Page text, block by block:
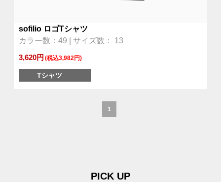
sofilio ロゴTシャツ
カラー数：49 | サイズ数： 13
3,620円 (税込3,982円)
Tシャツ
1
PICK UP